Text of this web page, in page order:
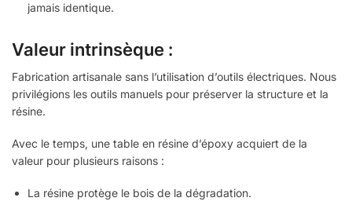
jamais identique.
Valeur intrinsèque :
Fabrication artisanale sans l’utilisation d’outils électriques. Nous
privilégions les outils manuels pour préserver la structure et la
résine.
Avec le temps, une table en résine d’époxy acquiert de la
valeur pour plusieurs raisons :
La résine protège le bois de la dégradation.